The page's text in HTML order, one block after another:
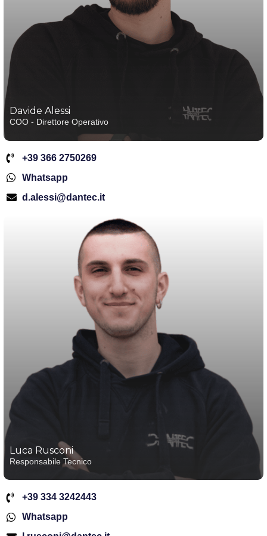
Davide Alessi
COO - Direttore Operativo
+39 366 2750269
Whatsapp
d.alessi@dantec.it
Luca Rusconi
Responsabile Tecnico
+39 334 3242443
Whatsapp